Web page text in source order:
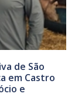
de São
em Castro
e